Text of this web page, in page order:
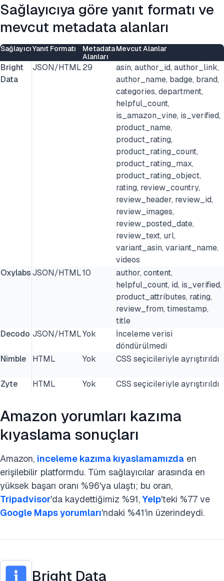
Sağlayıcıya göre yanıt formatı ve
mevcut metadata alanları
SağlayıcıYanıt Formatı
Metadata
Alanları
Mevcut Alanlar
Bright
Data
JSON/HTML29
asin, author_id, author_link,
author_name, badge, brand,
categories, department,
helpful_count,
is_amazon_vine, is_verified,
product_name,
product_rating,
product_rating_count,
product_rating_max,
product_rating_object,
rating, review_country,
review_header, review_id,
review_images,
review_posted_date,
review_text, url,
variant_asin, variant_name,
videos
OxylabsJSON/HTML10
author, content,
helpful_count, id, is_verified,
product_attributes, rating,
review_from, timestamp,
title
Decodo JSON/HTMLYok
İnceleme verisi
döndürülmedi
Nimble
HTML Yok CSS seçicileriyle ayrıştırıldı
Zyte HTML Yok CSS seçicileriyle ayrıştırıldı
Amazon yorumları kazıma
kıyaslama sonuçları
Amazon, inceleme kazıma kıyaslamamızda en
erişilebilir platformdu. Tüm sağlayıcılar arasında en
yüksek başarı oranı %96'ya ulaştı; bu oran,
Tripadvisor'da kaydettiğimiz %91,Yelp'teki %77 ve
Google Maps yorumları'ndaki %41'in üzerindeydi.
Bright Data